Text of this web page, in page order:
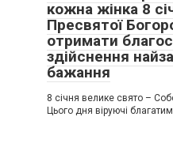
кожна жінка 8
Пресвятої
отримати
здійснення
бажання
8 січня велике свято –
Цього дня віруючі